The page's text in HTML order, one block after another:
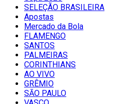
SELEÇÃO BRASILEIRA
Apostas
Mercado da Bola
FLAMENGO
SANTOS
PALMEIRAS
CORINTHIANS
AO VIVO
GRÊMIO
SĀO PAULO